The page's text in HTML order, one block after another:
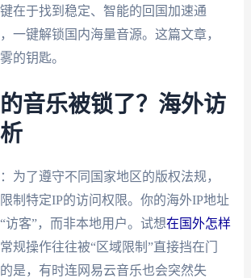
在于找到稳定、智能的回国加速通
一键解锁国内海量音源。这篇文章，
的钥匙。
音乐被锁了？海外访
为了遵守不同国家地区的版权法规，
制特定IP的访问权限。你的海外IP地址
访客”，而非本地用户。试想在国外怎样
规操作往往被“区域限制”直接挡在门
是，有时连网易云音乐也会突然失